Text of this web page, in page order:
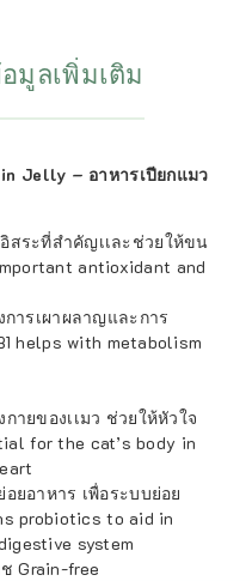
มูลเพิ่มเติม
Jelly – อาหารเปียกแมว
ระที่สำคัญเเละช่วยให้ขน
antioxidant and
การเผาผลาญและการ
helps with metabolism
ายของเเมว ช่วยให้หัวใจ
for the cat’s body in
ยอาหาร เพื่อระบบย่อย
probiotics to aid in
system
Grain-free